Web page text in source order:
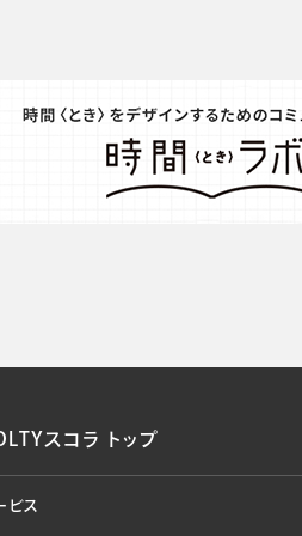
スコラ トップ
ビス